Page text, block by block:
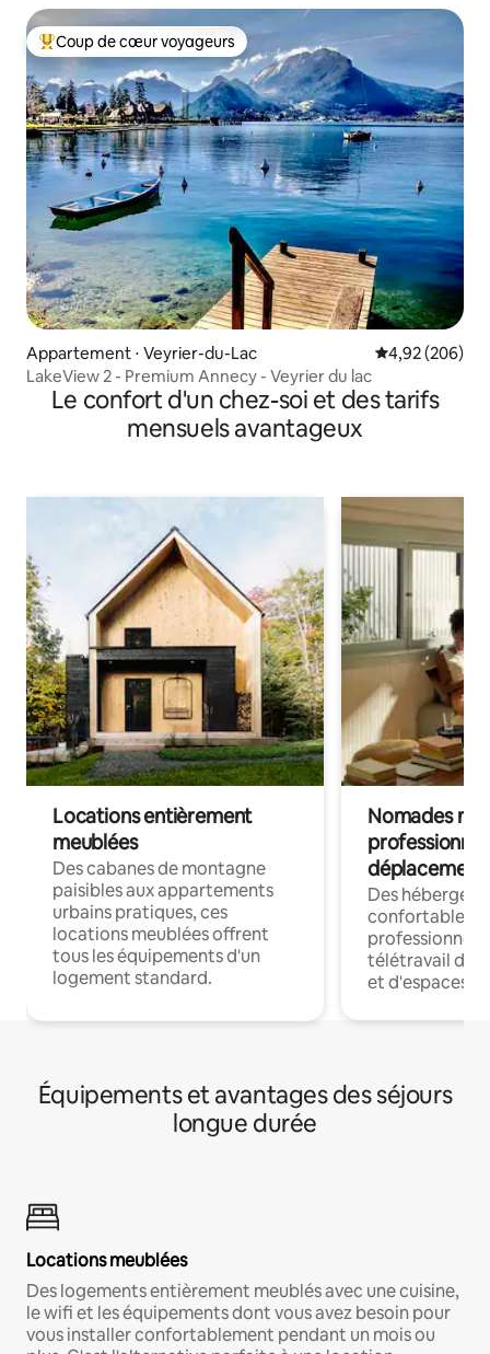
Coups de cœur voyageurs les plus appréciés
Coup de cœur voyageurs
Appartement ⋅ Veyrier-du-Lac Évaluation
4,92 (206)
LakeView 2 - Premium Annecy - Veyrier du lac
Le confort d'un chez-soi et des tarifs
mensuels avantageux
Locations entièrement
meublées
Des cabanes de montagne
paisibles aux appartements
urbains pratiques, ces
locations meublées offrent
tous les équipements d'un
logement standard.
Nomades
déplacement
Des
confortables
professionnels
télétravail
et d'espaces
Équipements et avantages des séjours
longue durée
Locations meublées
Des logements entièrement meublés avec une cuisine,
le wifi et les équipements dont vous avez besoin pour
vous installer confortablement pendant un mois ou